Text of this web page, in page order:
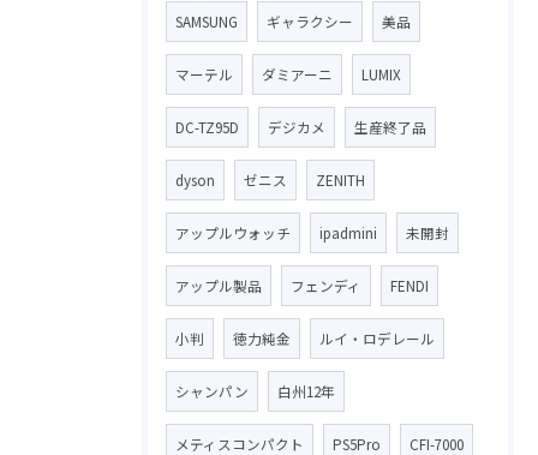
SAMSUNG ギャラクシー 美品
マーテル ダミアーニ LUMIX
DC-TZ95D デジカメ 生産終了品
dyson ゼニス ZENITH
アップルウォッチ ipadmini 未開封
アップル製品 フェンディ FENDI
小判 徳力純金 ルイ・ロデレール
シャンパン 白州12年
メティスコンパクト PS5Pro CFI-7000